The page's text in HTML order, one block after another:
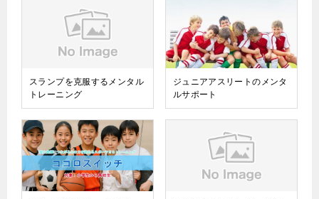
スランプを克服するメンタル
トレーニング
ジュニアアスリートのメンタ
ルサポート